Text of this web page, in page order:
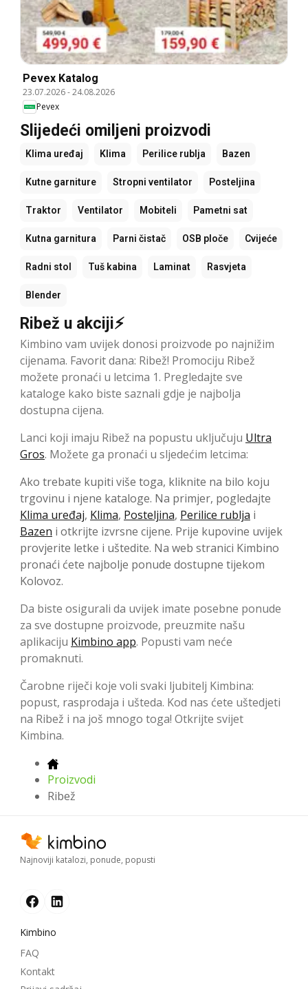
Pevex Katalog
23.07.2026-24.08.2026
Pevex
Slijedeći omiljeni proizvodi
Klima uređaj Klima Perilice rublja Bazen
Kutne garniture Stropni ventilator Posteljina
Traktor Ventilator Mobiteli Pametni sat
Kutna garnitura Parni čistač OSB ploče Cvijeće
Radni stol Tuš kabina Laminat Rasvjeta
Blender
Ribež u akciji⚡
Kimbino vam uvijek donosi proizvode po najnižim
cijenama. Favorit dana: Ribež! Promociju Ribež
možete pronaći u letcima 1. Pregledajte sve
kataloge kako biste saznali gdje je najbolja
dostupna cijena.
Lanci koji imaju Ribež na popustu uključuju Ultra
Gros. Možete ga pronaći u sljedećim letcima:
Ako trebate kupiti više toga, kliknite na bilo koju
trgovinu i njene kataloge. Na primjer, pogledajte
Klima uređaj, Klima, Posteljina, Perilice rublja i
Bazen i otkrijte izvrsne cijene. Prije kupovine uvijek
provjerite letke i uštedite. Na web stranici Kimbino
pronaći ćete najbolje ponude dostupne tijekom
Kolovoz.
Da biste osigurali da uvijek imate posebne ponude
za sve dostupne proizvode, preuzmite našu
aplikaciju Kimbino app. Popusti vam neće
promaknuti.
Čarobne riječi koje voli svaki ljubitelj Kimbina:
popust, rasprodaja i ušteda. Kod nas ćete uštedjeti
na Ribež i na još mnogo toga! Otkrijte svijet
Kimbina.
Proizvodi
Ribež
Najnoviji katalozi, ponude, popusti
Kimbino
FAQ
Kontakt